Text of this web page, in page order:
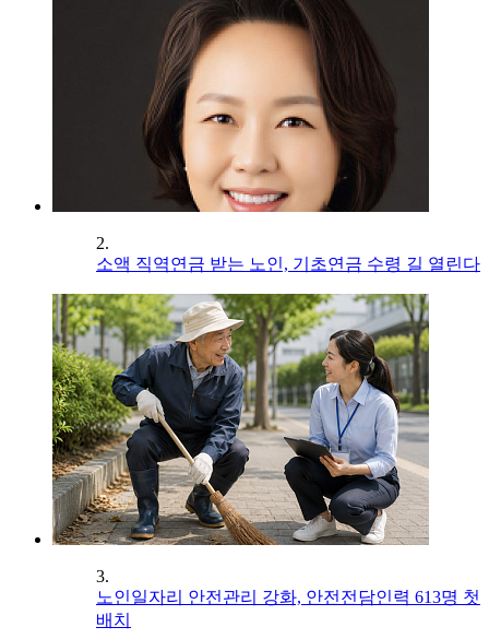
2.
소액 직역연금 받는 노인, 기초연금 수령 길 열린다
3.
노인일자리 안전관리 강화, 안전전담인력 613명 첫
배치